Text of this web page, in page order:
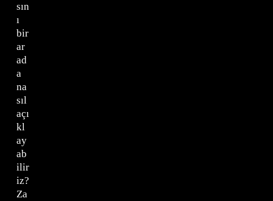
sın
ı
bir
ar
ad
a
na
sıl
açı
kl
ay
ab
ilir
iz?
Za